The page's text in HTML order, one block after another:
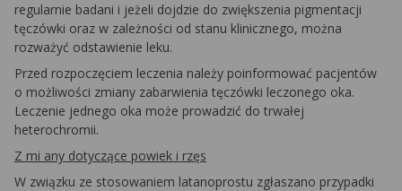
regularnie badani i jeżeli dojdzie do zwiększenia pigmentacji
tęczówki oraz w zależności od stanu klinicznego, można
rozważyć odstawienie leku.
Przed rozpoczęciem leczenia należy poinformować pacjentów
o możliwości zmiany zabarwienia tęczówki leczonego oka.
Leczenie jednego oka może prowadzić do trwałej
heterochromii.
Z mi any dotyczące powiek i rzęs
W związku ze stosowaniem latanoprostu zgłaszano przypadki